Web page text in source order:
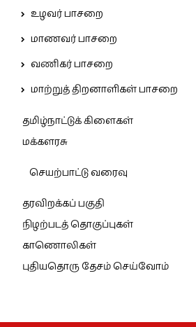
உழவர் பாசறை
மாணவர் பாசறை
வணிகர் பாசறை
மாற்றுத் திறனாளிகள் பாசறை
தமிழ்நாட்டுக் கிளைகள்
மக்களரசு
செயற்பாட்டு வரைவு
தரவிறக்கப் பகுதி
நிழற்படத் தொகுப்புகள்
காணொலிகள்
புதியதொரு தேசம் செய்வோம்